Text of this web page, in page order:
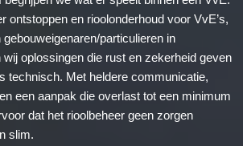
ontstoppen en rioolonderhoud voor VvE’s,
particulieren in
oplossingen die rust en zekerheid geven
technisch. Met heldere communicatie,
een aanpak die overlast tot een minimum
dat het rioolbeheer geen zorgen
slim.